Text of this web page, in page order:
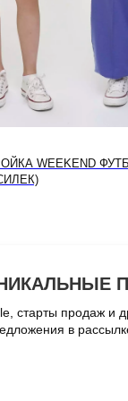
WEEKEND
старты продаж и
в